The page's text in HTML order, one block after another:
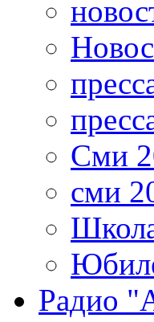
Сми
сми
Радио